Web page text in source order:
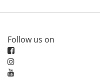
Follow us on